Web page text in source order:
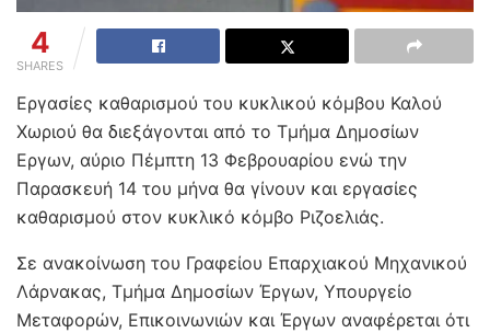
4
SHARES
Εργασίες καθαρισμού του κυκλικού κόμβου Καλού
Χωριού θα διεξάγονται από το Τμήμα Δημοσίων
Εργων, αύριο Πέμπτη 13 Φεβρουαρίου ενώ την
Παρασκευή 14 του μήνα θα γίνουν και εργασίες
καθαρισμού στον κυκλικό κόμβο Ριζοελιάς.
Σε ανακοίνωση του Γραφείου Επαρχιακού Μηχανικού
Λάρνακας, Τμήμα Δημοσίων Έργων, Υπουργείο
Μεταφορών, Επικοινωνιών και Έργων αναφέρεται ότι